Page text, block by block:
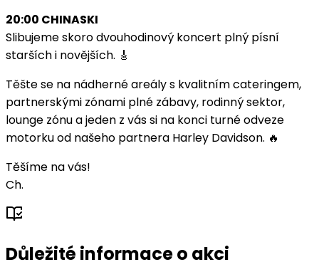
20:00 CHINASKI
Slibujeme skoro dvouhodinový koncert plný písní
starších i novějších. 🎸
Těšte se na nádherné areály s kvalitním cateringem,
partnerskými zónami plné zábavy, rodinný sektor,
lounge zónu a jeden z vás si na konci turné odveze
motorku od našeho partnera Harley Davidson. 🔥
Těšíme na vás!
Ch.
Důležité informace o akci